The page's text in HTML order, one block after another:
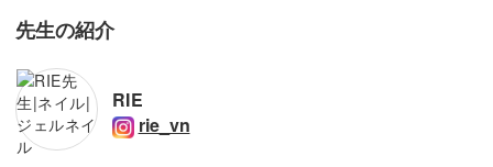
先生の紹介
RIE
rie_vn